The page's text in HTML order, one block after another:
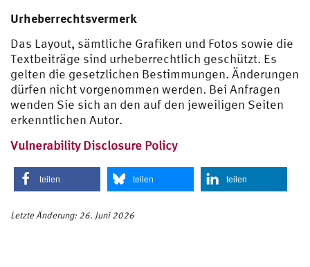
Urheberrechtsvermerk
Das Layout, sämtliche Grafiken und Fotos sowie die
Textbeiträge sind urheberrechtlich geschützt. Es
gelten die gesetzlichen Bestimmungen. Änderungen
dürfen nicht vorgenommen werden. Bei Anfragen
wenden Sie sich an den auf den jeweiligen Seiten
erkenntlichen Autor.
Vulnerability Disclosure Policy
teilen teilen teilen
Letzte Änderung: 26. Juni 2026